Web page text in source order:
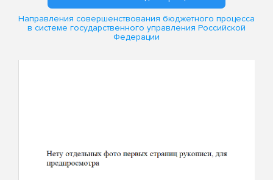
Направления совершенствования бюджетного процесса
в системе государственного управления Российской
Федерации